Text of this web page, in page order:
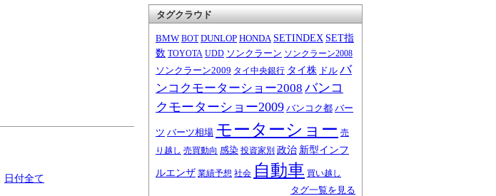
日付全て
タグクラウド
BMW BOT DUNLOP HONDA SETINDEX SET指
数 TOYOTA UDD ソンクラーン ソンクラーン2008
ソンクラーン2009 タイ中央銀行 タイ株 ドル バ
ンコクモーターショー2008 バンコ
クモーターショー2009 バンコク都 バー
ツ バーツ相場 モーターショー 売
り越し 売買動向 感染 投資家別 政治 新型インフ
ルエンザ 業績予想 社会 自動車 買い越し
タグ一覧を見る